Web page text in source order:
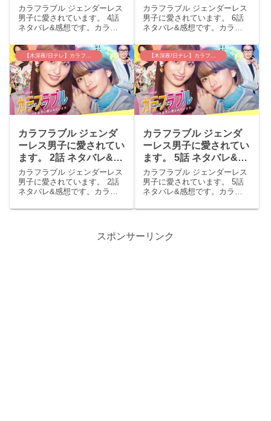
想 / めぐわこついに♡キ
ラ様は今回も最高に可愛
かったです。
カラフラブル ジェンダーレス
男子に愛されています。 4話
ネタバレ&感想です。カラフ
愛されています。 4話 あらす
じわこ（吉川愛）はめぐる
（板垣李光人）に衝動的にキ
スしてしまい、同意も得ずし
てしまったと罪悪感にう...
想 / 草川拓弥参戦！意外
に愛すべきキャラだった
(笑)そしてキラ様は諦め
カラフラブル ジェンダーレス
男子に愛されています。 6話
ネタバレ&感想です。カラフ
愛されています。 6話 あらす
じめぐる（板垣李光人）は芸
能界デビューにあたりユニッ
トを組むことになる。ささめ
（草川拓弥）というS...
【木深夜/日テレ】カラフラブル
カラフラブル ジェンダ
ーレス男子に愛されてい
ます。 2話 ネタバレ&感
想 / キラ様が最高すぎる
(笑)恋愛下手俺様！
カラフラブル ジェンダーレス
男子に愛されています。 2話
ネタバレ&感想です。カラフ
愛されています。 2話 あらす
（水野美紀）に「付き合って
やっても良い」と言うがあさ
【木深夜/日テレ】カラフラブル
カラフラブル ジェンダ
ーレス男子に愛されてい
ます。 5話 ネタバレ&感
想 / キラ様最高記録更
新°˖✧✧˖°トレンディキラ
様！！もうキラ様しか目
カラフラブル ジェンダーレス
男子に愛されています。 5話
ネタバレ&感想です。カラフ
愛されています。 5話 あらす
き合いを始め、2人はラブラブ
スポンサーリンク